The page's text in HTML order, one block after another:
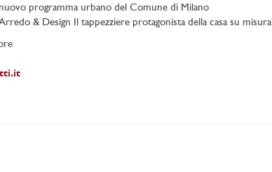
programma urbano del Comune di Milano
& Design Il tappezziere protagonista della casa su misura